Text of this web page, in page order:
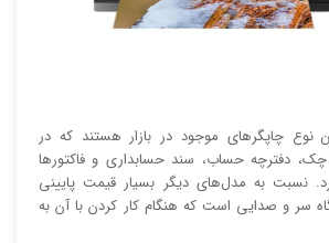
نوع چاپگر‌های موجود در بازار هستند که در
دفترچه حساب، سند حسابداری و فاکتور‌ها
نسبت به مدل‌های دیگر بسیار قیمت پایینی
سر و صدایی است که هنگام کار کردن با آن به